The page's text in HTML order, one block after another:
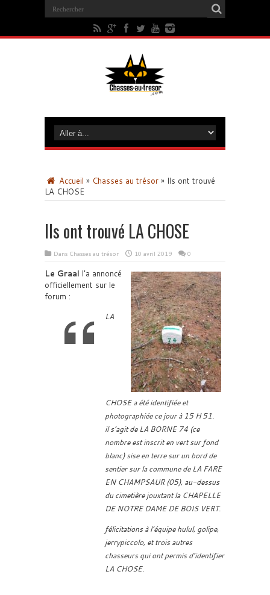
Accueil » Chasses au trésor » Ils ont trouvé
LA CHOSE
Ils ont trouvé LA CHOSE
Dans Chasses au trésor 10 avril 2019 0
Le Graal l’a annoncé
officiellement sur le
forum :
LA
CHOSE a été identifiée et
photographiée ce jour à 15 H 51.
il s’agit de LA BORNE 74 (ce
nombre est inscrit en vert sur fond
blanc) sise en terre sur un bord de
sentier sur la commune de LA FARE
EN CHAMPSAUR (05), au-dessus
du cimetière jouxtant la CHAPELLE
DE NOTRE DAME DE BOIS VERT.
félicitations à l’équipe hulul, golipe,
jerrypiccolo, et trois autres
chasseurs qui ont permis d’identifier
LA CHOSE.